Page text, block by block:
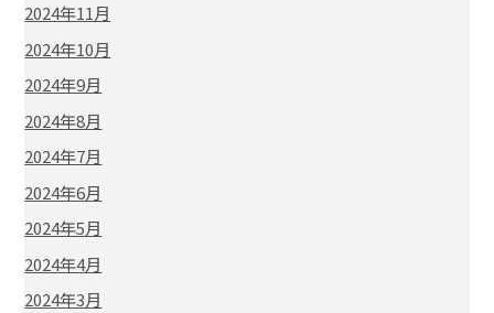
2024年11月
2024年10月
2024年9月
2024年8月
2024年7月
2024年6月
2024年5月
2024年4月
2024年3月